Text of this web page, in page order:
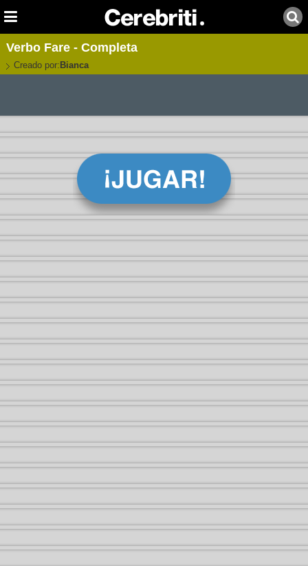
Verbo Fare - Completa
Creado por: Bianca